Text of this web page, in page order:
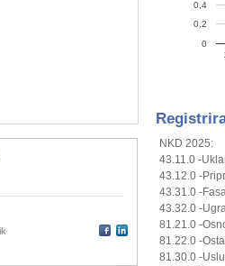
0
0,2
0,4
NKD 2025:
43.11.0 -
43.12.0 -
43.31.0 -
43.32.0 -
81.21.0 -
81.22.0 -
81.30.0 -